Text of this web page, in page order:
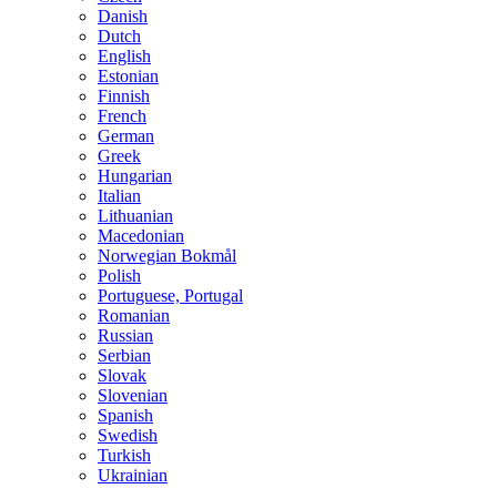
Danish
Dutch
English
Estonian
Finnish
French
German
Greek
Hungarian
Italian
Lithuanian
Macedonian
Norwegian Bokmål
Polish
Portuguese, Portugal
Romanian
Russian
Serbian
Slovak
Slovenian
Spanish
Swedish
Turkish
Ukrainian